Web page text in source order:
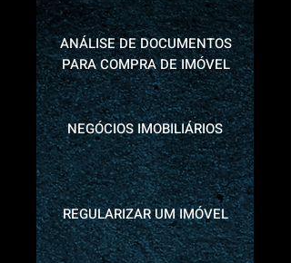
NEGÓCIOS IMOBILIÁRIOS
REGULARIZAR UM IMÓVEL
ANÁLISE DE DOCUMENTOS
PARA COMPRA DE IMÓVEL